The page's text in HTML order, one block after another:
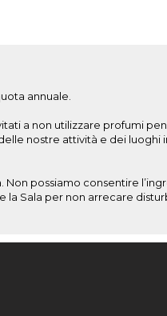
annuale.
a non utilizzare profumi
nostre attività e dei luoghi
possiamo consentire
la Sala per non arrecare